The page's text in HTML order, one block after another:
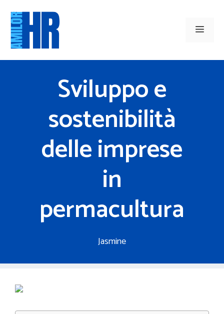
contenuto
Menu
Sviluppo e
sostenibilità
delle imprese
in
permacultura
Jasmine